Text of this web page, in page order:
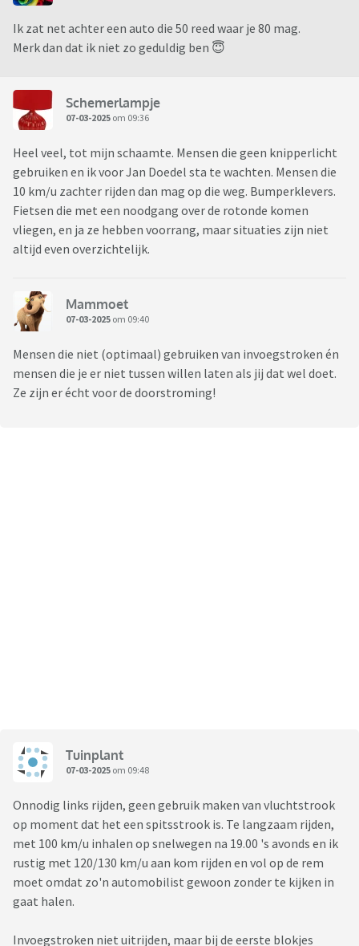
Ik zat net achter een auto die 50 reed waar je 80 mag.
Merk dan dat ik niet zo geduldig ben 😇
Schemerlampje
07-03-2025 om 09:36
Heel veel, tot mijn schaamte. Mensen die geen knipperlicht
gebruiken en ik voor Jan Doedel sta te wachten. Mensen die
10 km/u zachter rijden dan mag op die weg. Bumperklevers.
Fietsen die met een noodgang over de rotonde komen
vliegen, en ja ze hebben voorrang, maar situaties zijn niet
altijd even overzichtelijk.
Mammoet
07-03-2025 om 09:40
Mensen die niet (optimaal) gebruiken van invoegstroken én
mensen die je er niet tussen willen laten als jij dat wel doet.
Ze zijn er écht voor de doorstroming!
Tuinplant
07-03-2025 om 09:48
Onnodig links rijden, geen gebruik maken van vluchtstrook
op moment dat het een spitsstrook is. Te langzaam rijden,
met 100 km/u inhalen op snelwegen na 19.00 's avonds en ik
rustig met 120/130 km/u aan kom rijden en vol op de rem
moet omdat zo'n automobilist gewoon zonder te kijken in
gaat halen.
Invoegstroken niet uitrijden, maar bij de eerste blokjes